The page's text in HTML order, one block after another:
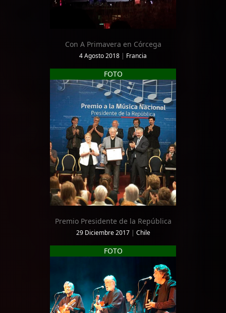
Con A Primavera en Córcega
4 Agosto 2018 | Francia
FOTO
Premio Presidente de la República
29 Diciembre 2017 | Chile
FOTO